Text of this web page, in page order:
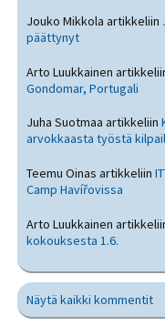
Jouko Mikkola artikkeliin
päättynyt
Arto Luukkainen
Gondomar, Portugali
Juha Suotmaa artikkeliin
arvokkaasta työstä
Teemu Oinas artikkeliin
Camp Havířovissa
Arto Luukkainen
kokouksesta 1.6.
Näytä kaikki kommentit